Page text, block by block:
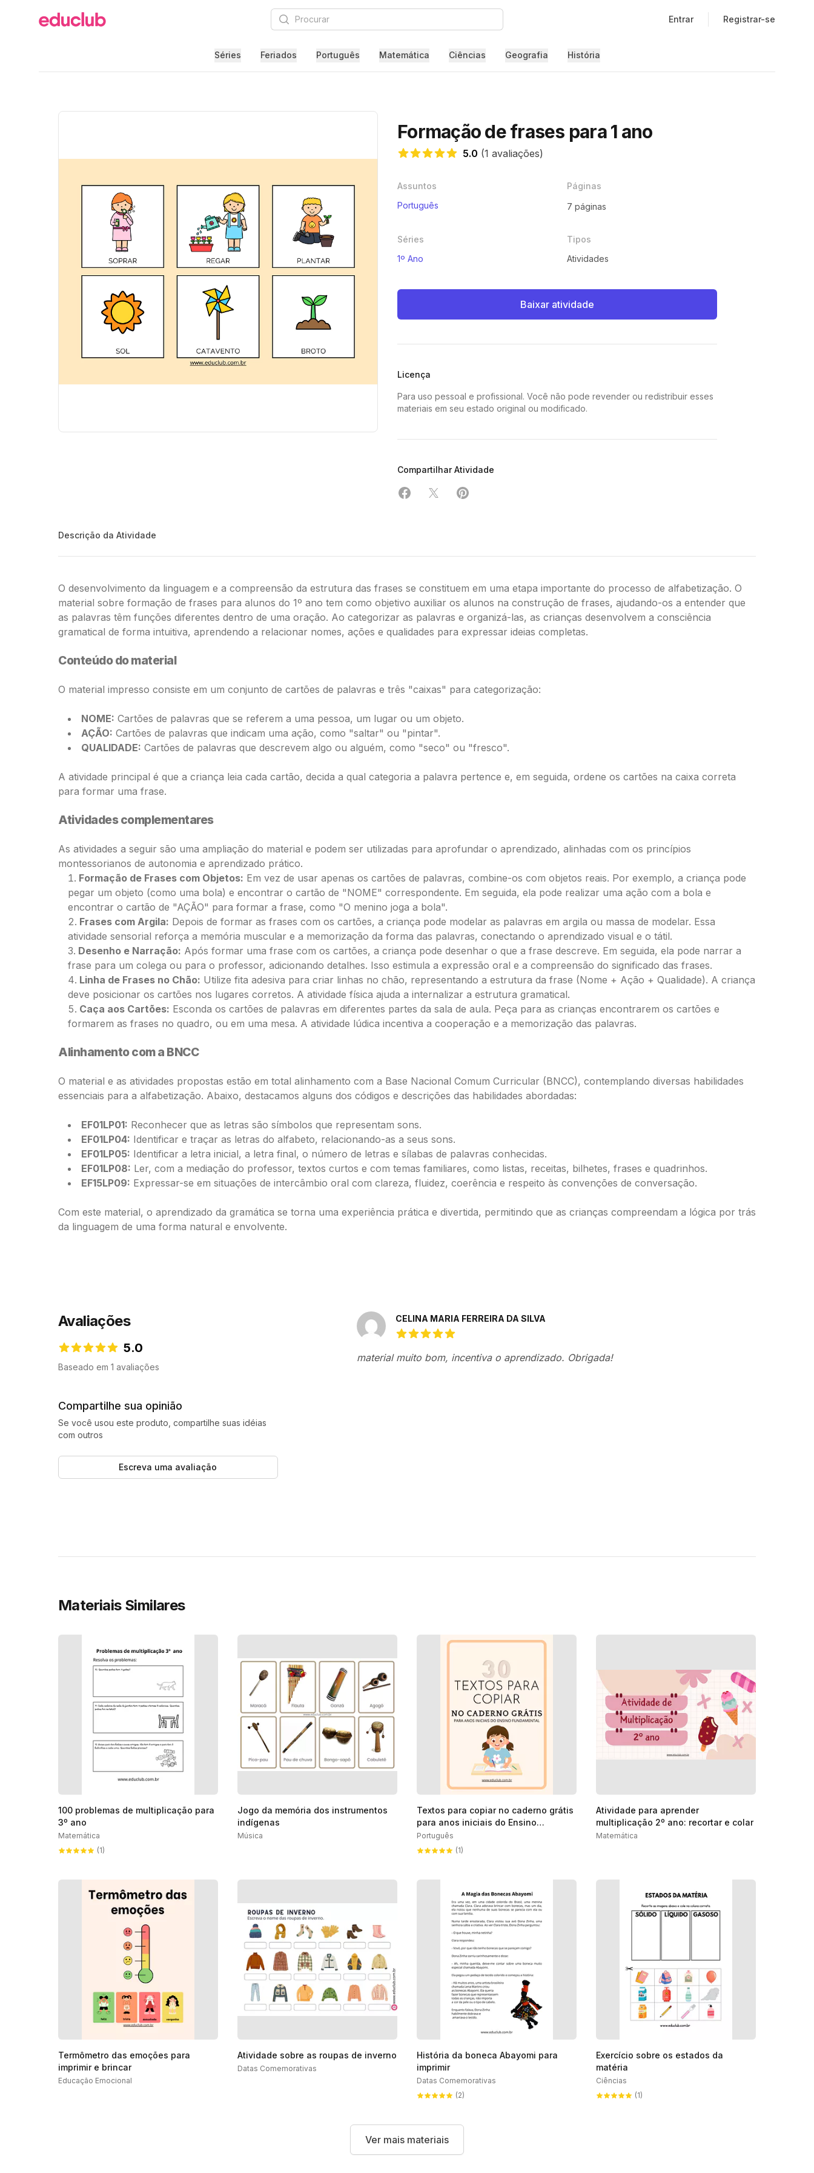
Educlub Procurar Entrar Registrar-se
Séries Feriados Português Matemática Ciências Geografia História
Formação de frases para 1 ano
5.0 (1 avaliações)
Assuntos
Português
Páginas
7 páginas
Séries
1º Ano
Tipos
Atividades
Baixar atividade
Licença
Para uso pessoal e profissional. Você não pode revender ou redistribuir esses
materiais em seu estado original ou modificado.
Compartilhar Atividade
Compartilhar em Facebook
Compartilhar em X
Compartilhar em Pinterest
Descrição da Atividade
O desenvolvimento da linguagem e a compreensão da estrutura das frases se constituem em uma etapa importante do processo de alfabetização. O
material sobre formação de frases para alunos do 1º ano tem como objetivo auxiliar os alunos na construção de frases, ajudando-os a entender que
as palavras têm funções diferentes dentro de uma oração. Ao categorizar as palavras e organizá-las, as crianças desenvolvem a consciência
gramatical de forma intuitiva, aprendendo a relacionar nomes, ações e qualidades para expressar ideias completas.
Conteúdo do material
O material impresso consiste em um conjunto de cartões de palavras e três "caixas" para categorização:
NOME: Cartões de palavras que se referem a uma pessoa, um lugar ou um objeto.
AÇÃO: Cartões de palavras que indicam uma ação, como "saltar" ou "pintar".
QUALIDADE: Cartões de palavras que descrevem algo ou alguém, como "seco" ou "fresco".
A atividade principal é que a criança leia cada cartão, decida a qual categoria a palavra pertence e, em seguida, ordene os cartões na caixa correta
para formar uma frase.
Atividades complementares
As atividades a seguir são uma ampliação do material e podem ser utilizadas para aprofundar o aprendizado, alinhadas com os princípios
montessorianos de autonomia e aprendizado prático.
Formação de Frases com Objetos: Em vez de usar apenas os cartões de palavras, combine-os com objetos reais. Por exemplo, a criança pode
pegar um objeto (como uma bola) e encontrar o cartão de "NOME" correspondente. Em seguida, ela pode realizar uma ação com a bola e
encontrar o cartão de "AÇÃO" para formar a frase, como "O menino joga a bola".
Frases com Argila: Depois de formar as frases com os cartões, a criança pode modelar as palavras em argila ou massa de modelar. Essa
atividade sensorial reforça a memória muscular e a memorização da forma das palavras, conectando o aprendizado visual e o tátil.
Desenho e Narração: Após formar uma frase com os cartões, a criança pode desenhar o que a frase descreve. Em seguida, ela pode narrar a
frase para um colega ou para o professor, adicionando detalhes. Isso estimula a expressão oral e a compreensão do significado das frases.
Linha de Frases no Chão: Utilize fita adesiva para criar linhas no chão, representando a estrutura da frase (Nome + Ação + Qualidade). A criança
deve posicionar os cartões nos lugares corretos. A atividade física ajuda a internalizar a estrutura gramatical.
Caça aos Cartões: Esconda os cartões de palavras em diferentes partes da sala de aula. Peça para as crianças encontrarem os cartões e
formarem as frases no quadro, ou em uma mesa. A atividade lúdica incentiva a cooperação e a memorização das palavras.
Alinhamento com a BNCC
O material e as atividades propostas estão em total alinhamento com a Base Nacional Comum Curricular (BNCC), contemplando diversas habilidades
essenciais para a alfabetização. Abaixo, destacamos alguns dos códigos e descrições das habilidades abordadas:
EF01LP01: Reconhecer que as letras são símbolos que representam sons.
EF01LP04: Identificar e traçar as letras do alfabeto, relacionando-as a seus sons.
EF01LP05: Identificar a letra inicial, a letra final, o número de letras e sílabas de palavras conhecidas.
EF01LP08: Ler, com a mediação do professor, textos curtos e com temas familiares, como listas, receitas, bilhetes, frases e quadrinhos.
EF15LP09: Expressar-se em situações de intercâmbio oral com clareza, fluidez, coerência e respeito às convenções de conversação.
Com este material, o aprendizado da gramática se torna uma experiência prática e divertida, permitindo que as crianças compreendam a lógica por trás
da linguagem de uma forma natural e envolvente.
Avaliações
5.0
Baseado em 1 avaliações
Compartilhe sua opinião
Se você usou este produto, compartilhe suas idéias
com outros
Escreva uma avaliação
Avaliações recentes
CELINA MARIA FERREIRA DA SILVA
material muito bom, incentiva o aprendizado. Obrigada!
Materiais Similares
100 problemas de multiplicação para
3º ano
Matemática
(1)
Jogo da memória dos instrumentos
indígenas
Música
Textos para copiar no caderno grátis
para anos iniciais do Ensino
Fundamental
Português
(1)
Atividade para aprender
multiplicação 2º ano: recortar e colar
Matemática
Termômetro das emoções para
imprimir e brincar
Educação Emocional
Atividade sobre as roupas de inverno
Datas Comemorativas
História da boneca Abayomi para
imprimir
Datas Comemorativas
(2)
Exercício sobre os estados da
matéria
Ciências
(1)
Ver mais materiais